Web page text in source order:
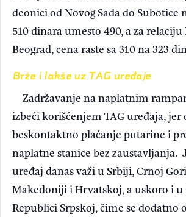
deonici od Novog Sada do Subotice
510 dinara umesto 490, a za relaciju
Beograd, cena raste sa 310 na 323
Brže i lakše uz TAG uređaje
Zadržavanje na naplatnim
izbeći korišćenjem TAG uređaja,
beskontaktno plaćanje putarine i
naplatne stanice bez zaustavljanja.
uređaj danas važi u Srbiji, Crnoj
Makedoniji i Hrvatskoj, a uskoro i u
Republici Srpskoj, čime se dodatno